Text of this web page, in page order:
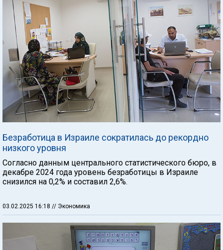
Безработица в Израиле сократилась до рекордно
низкого уровня
Согласно данным центрального статистического бюро, в
декабре 2024 года уровень безработицы в Израиле
снизился на 0,2% и составил 2,6%.
03.02.2025 16:18 // Экономика